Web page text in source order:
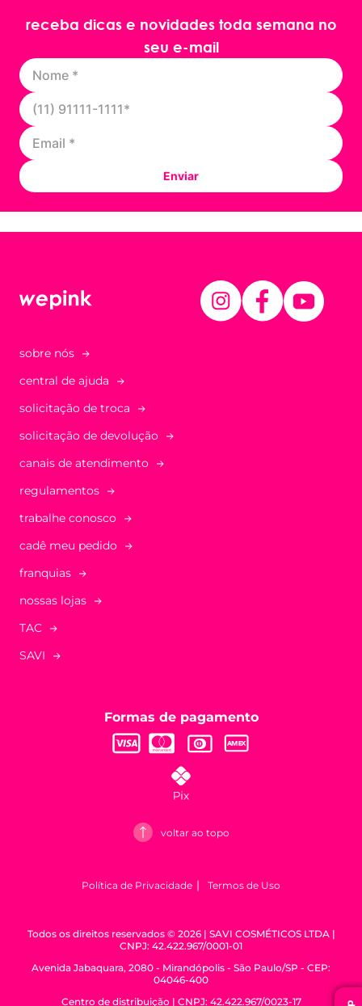
receba dicas e novidades toda semana no
seu e-mail
Enviar
sobre nós
central de ajuda
solicitação de troca
solicitação de devolução
canais de atendimento
regulamentos
trabalhe conosco
cadê meu pedido
franquias
nossas lojas
TAC
SAVI
Formas de pagamento
voltar ao topo
Política de Privacidade Termos de Uso
Todos os direitos reservados © 2026 | SAVI COSMÉTICOS LTDA |
CNPJ: 42.422.967/0001-01
Avenida Jabaquara, 2080 - Mirandópolis - São Paulo/SP - CEP:
04046-400
Centro de distribuição | CNPJ: 42.422.967/0023-17